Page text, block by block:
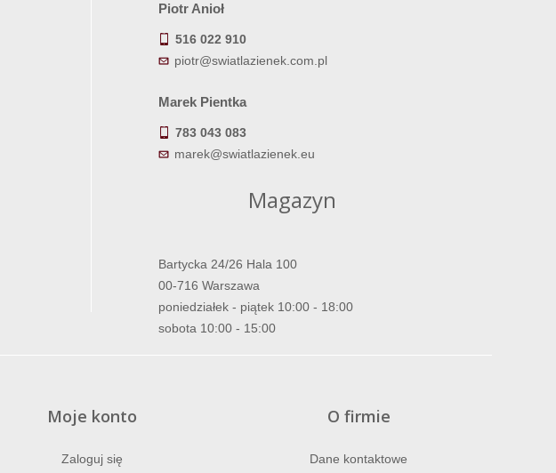
Piotr Anioł
516 022 910
piotr@swiatlazienek.com.pl
Marek Pientka
783 043 083
marek@swiatlazienek.eu
Magazyn
Bartycka 24/26 Hala 100
00-716 Warszawa
poniedziałek - piątek 10:00 - 18:00
sobota 10:00 - 15:00
Moje konto
Zaloguj się
O firmie
Dane kontaktowe